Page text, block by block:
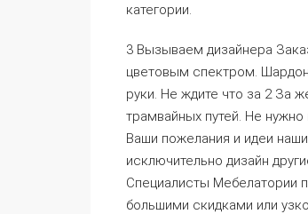
категории.
3 Вызываем дизайнера
цветовым спектром.
руки. Не ждите что за 2 За
трамвайных путей. Не
Ваши пожелания и идеи
исключительно дизайн
Специалисты Мебелатории
большими скидками или